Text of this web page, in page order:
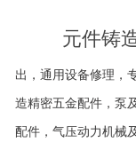
元件铸
出，通用设备修理，
造精密五金配件，泵
配件，气压动力机械